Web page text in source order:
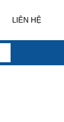
LIÊN HỆ